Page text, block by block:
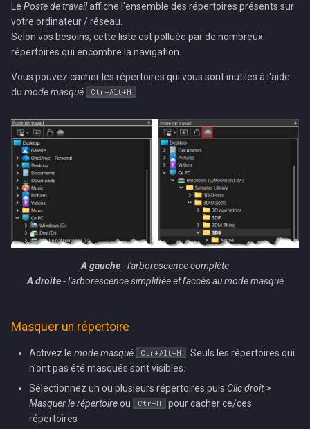
Le Poste de travailaffiche l'ensemble des répertoires présents sur
votre ordinateur / réseau.
Selon vos besoins, cette liste est polluée par de nombreux
répertoires qui encombre la navigation.
Vous pouvez cacher les répertoires qui vous sont inutiles à l'aide
du mode masqué Ctr+Alt+H
A gauche- l'arborescence complète
A droite- l'arborescence simplifiée et l'accès au mode masqué
Masquer un répertoire
Activez lemode masqué Ctr+Alt+H
. Seuls les répertoires qui
n'ont pas été masqués sont visibles.
Sélectionnez un ou plusieurs répertoires puis Clic droit >
Masquer le répertoireou Ctr+H
pour cacher ce/ces
répertoires